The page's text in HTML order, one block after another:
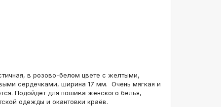
в розово-белом цвете с желтыми,
сердечками, ширина 17 мм. Очень мягкая и
Подойдет для пошива женского белья,
одежды и окантовки краёв.